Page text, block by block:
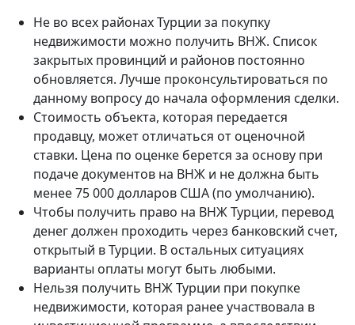
Не во всех районах Турции за покупку
недвижимости можно получить ВНЖ. Список
закрытых провинций и районов постоянно
обновляется. Лучше проконсультироваться по
данному вопросу до начала оформления сделки.
Стоимость объекта, которая передается
продавцу, может отличаться от оценочной
ставки. Цена по оценке берется за основу при
подаче документов на ВНЖ и не должна быть
менее 75 000 долларов США (по умолчанию).
Чтобы получить право на ВНЖ Турции, перевод
денег должен проходить через банковский счет,
открытый в Турции. В остальных ситуациях
варианты оплаты могут быть любыми.
Нельзя получить ВНЖ Турции при покупке
недвижимости, которая ранее участвовала в